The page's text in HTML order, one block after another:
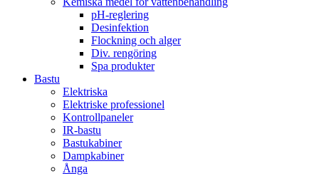
pH-reglering
Desinfektion
Flockning och alger
Div. rengöring
Spa produkter
Bastu
Elektriska
Elektriske professionel
Kontrollpaneler
IR-bastu
Bastukabiner
Dampkabiner
Ånga